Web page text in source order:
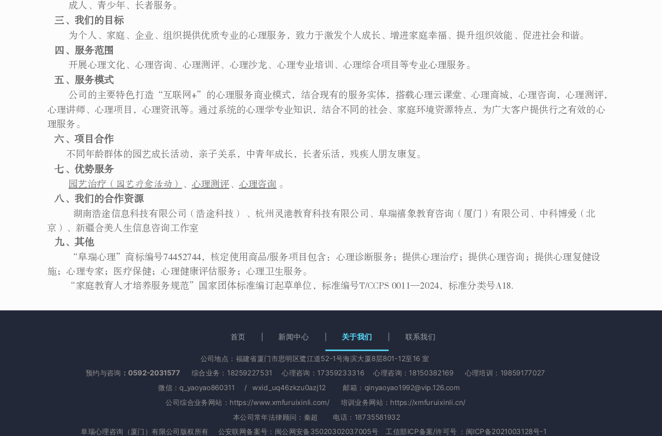
成人、青少年、长者服务。
三、我们的目标
为个人、家庭、企业、组织提供优质专业的心理服务，致力于激发个人成长、增进家庭幸福、提升组织效能、促进社会和谐。
四、服务范围
开展心理文化、心理咨询、心理测评、心理沙龙、心理专业培训、心理综合项目等专业心理服务。
五、服务模式
公司的主要特色打造“互联网+”的心理服务商业模式，结合现有的服务实体，搭载心理云课堂、心理商城，心理咨询，心理测评，
心理讲师、心理项目，心理资讯等。通过系统的心理学专业知识，结合不同的社会、家庭环境资源特点，为广大客户提供行之有效的心
理服务。
六、项目合作
不同年龄群体的园艺成长活动，亲子关系，中青年成长，长者乐活，残疾人朋友康复。
七、优势服务
园艺治疗 （园艺疗愈活动） 、 心理测评、 心理咨询 。
八、我们的合作资源
湖南浩途信息科技有限公司（浩途科技） 、杭州灵港教育科技有限公司、阜瑞禧象教育咨询（厦门）有限公司、中科博爱（北
京）、新疆合美人生信息咨询工作室
九、其他
“阜瑞心理”商标编号74452744，核定使用商品/服务项目包含：心理诊断服务；提供心理治疗；提供心理咨询；提供心理复健设
施；心理专家；医疗保健；心理健康评估服务；心理卫生服务。
“家庭教育人才培养服务规范”国家团体标准编订起草单位，标准编号T/CCPS 0011—2024，标准分类号A18.
首页 新闻中心 关于我们 联系我们
公司地点：福建省厦门市思明区鹭江道52-1号海滨大厦8层801-12至16 室
预约与咨询 ：0592-2031577 综合业务：18259227531 心理咨询：17359233316心理咨询： 18150382169 心理培训：19859177027
微信：q_yaoyao860311 / wxid_uq46zkzu0azj12 邮箱：qinyaoyao1992@vip.126.com
公司综合业务网站：https://www.xmfuruixinli.com/ 培训业务网站：https://xmfuruixinli.cn/
本公司常年法律顾问：秦超 电话：18735581932
阜瑞心理咨询（厦门）有限公司版权所有 公安联网备案号： 闽公网安备35020302037005号工信部ICP备案/许可号 ： 闽ICP备2021003128号-1